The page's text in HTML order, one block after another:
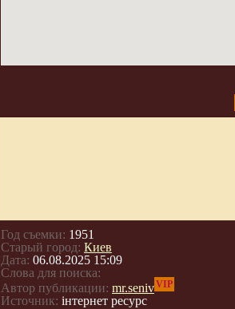
Год съемки: 1951
Старый город: Киев
Дата: 06.08.2025 15:09
Слова для поиска:
Автор публикации: mr.senivVIP
Источник: інтернет ресурс